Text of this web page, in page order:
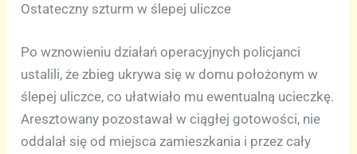
Ostateczny szturm w ślepej uliczce
Po wznowieniu działań operacyjnych policjanci
ustalili, że zbieg ukrywa się w domu położonym w
ślepej uliczce, co ułatwiało mu ewentualną ucieczkę.
Aresztowany pozostawał w ciągłej gotowości, nie
oddalał się od miejsca zamieszkania i przez cały